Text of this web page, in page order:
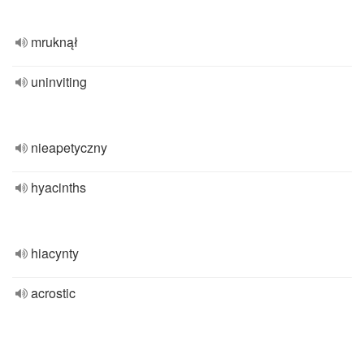
mruknął
uninviting
nieapetyczny
hyacinths
hiacynty
acrostic